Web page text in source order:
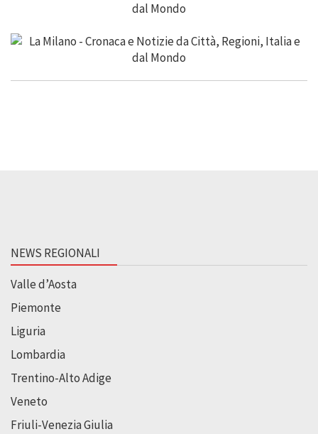
NEWS REGIONALI
Valle d’Aosta
Piemonte
Liguria
Lombardia
Trentino-Alto Adige
Veneto
Friuli-Venezia Giulia